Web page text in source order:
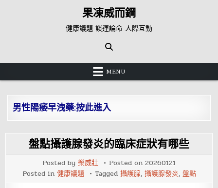
果凍威而鋼
健康議題 談運論命 人際互動
MENU
男性陽痿早洩藥:按此進入
盤點攝護腺發炎的臨床症狀有哪些
Posted by 樂威壯 Posted on 20260121
Posted in 健康議題 Tagged 攝護腺, 攝護腺發炎, 盤點